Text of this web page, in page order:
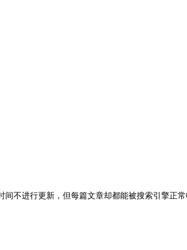
不进行更新，但每篇文章却都能被搜索引擎正